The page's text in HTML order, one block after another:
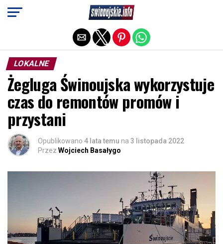
LOKALNE
Żegluga Świnoujska wykorzystuje
czas do remontów promów i
przystani
Opublikowano 4 lata temu na 3 listopada 2022
Przez Wojciech Basałygo
Exit mobile version